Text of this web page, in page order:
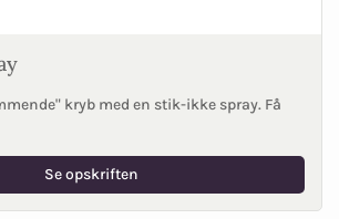
kryb med en stik-ikke spray. Få
Se opskriften